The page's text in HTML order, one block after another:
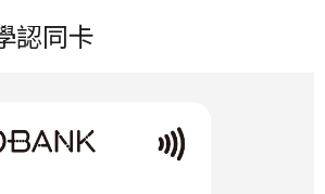
認同卡